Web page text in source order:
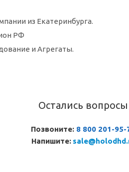
из Екатеринбурга.
РФ
и Агрегаты.
Остались вопросы
Позвоните: 8 800 201-95-
Напишите: